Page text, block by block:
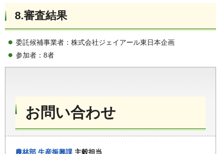
8.審査結果
委託候補事業者：株式会社ジェイアール東日本企画
参加者：8者
お問い合わせ
農林部 生産振興課 主穀担当